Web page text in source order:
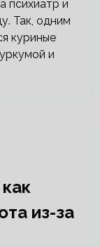
психиатр и
Так, одним
куриные
и
из-за